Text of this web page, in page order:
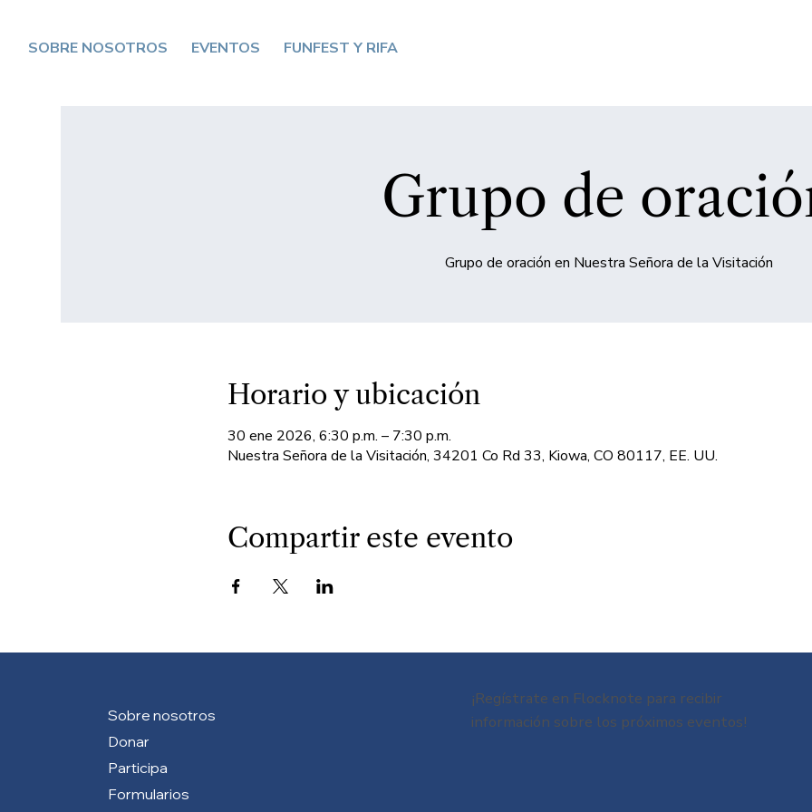
SOBRE NOSOTROS EVENTOS FUNFEST Y RIFA
Grupo de
Horario y ubicación
30 ene 2026, 6:30 p.m. – 7:30 p.m.
Nuestra Señora de la Visitación, 34201 Co Rd 33, Kiowa, CO 80117, EE. UU.
Compartir este evento
Sobre nosotros
Donar
Participa
Formularios
¡Regístrate en Flocknote para recibir
información sobre los próximos eventos!